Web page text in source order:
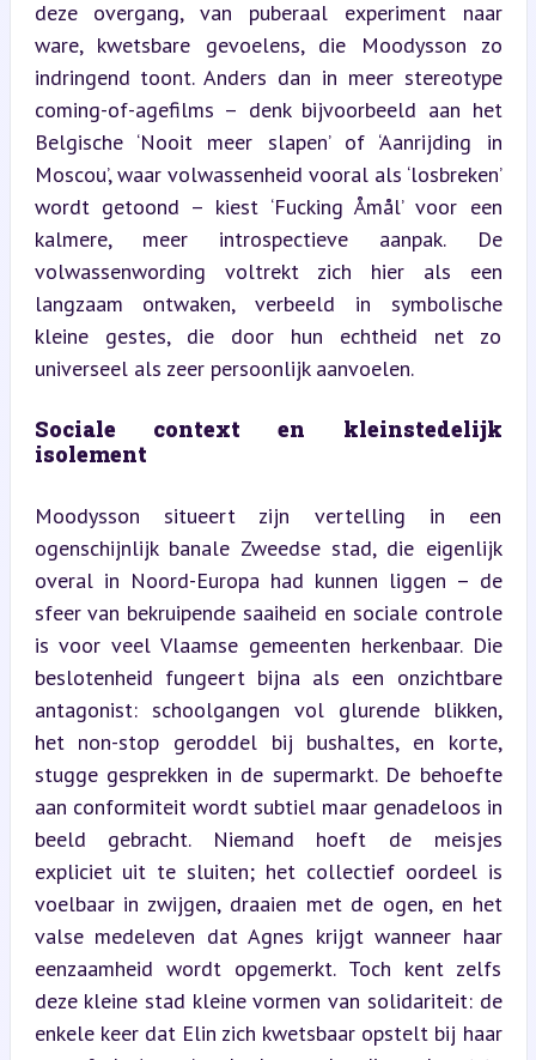
deze overgang, van puberaal experiment naar
ware, kwetsbare gevoelens, die Moodysson zo
indringend toont. Anders dan in meer stereotype
coming-of-agefilms – denk bijvoorbeeld aan het
Belgische ‘Nooit meer slapen’ of ‘Aanrijding in
Moscou’, waar volwassenheid vooral als ‘losbreken’
wordt getoond – kiest ‘Fucking Åmål’ voor een
kalmere, meer introspectieve aanpak. De
volwassenwording voltrekt zich hier als een
langzaam ontwaken, verbeeld in symbolische
kleine gestes, die door hun echtheid net zo
universeel als zeer persoonlijk aanvoelen.
Sociale context en kleinstedelijk
isolement
Moodysson situeert zijn vertelling in een
ogenschijnlijk banale Zweedse stad, die eigenlijk
overal in Noord-Europa had kunnen liggen – de
sfeer van bekruipende saaiheid en sociale controle
is voor veel Vlaamse gemeenten herkenbaar. Die
beslotenheid fungeert bijna als een onzichtbare
antagonist: schoolgangen vol glurende blikken,
het non-stop geroddel bij bushaltes, en korte,
stugge gesprekken in de supermarkt. De behoefte
aan conformiteit wordt subtiel maar genadeloos in
beeld gebracht. Niemand hoeft de meisjes
expliciet uit te sluiten; het collectief oordeel is
voelbaar in zwijgen, draaien met de ogen, en het
valse medeleven dat Agnes krijgt wanneer haar
eenzaamheid wordt opgemerkt. Toch kent zelfs
deze kleine stad kleine vormen van solidariteit: de
enkele keer dat Elin zich kwetsbaar opstelt bij haar